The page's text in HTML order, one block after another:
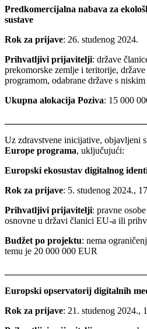
Predkomercijalna nabava za
sustave
Rok za prijave: 26. studenog 2024.
Prihvatljivi prijavitelji: države
prekomorske zemlje i teritorije,
programom, odabrane države s
Ukupna alokacija Poziva: 15 000
Uz zdravstvene inicijative, objavljeni
Europe programa, uključujući:
Europski ekosustav digitalnog
Rok za prijave: 5. studenog 2024.,
Prihvatljivi prijavitelji: pravne
osnovne u državi članici EU-a ili
Budžet po projektu: nema
temu je 20 000 000 EUR
Europski opservatorij digitalnih
Rok za prijave: 21. studenog 2024.,